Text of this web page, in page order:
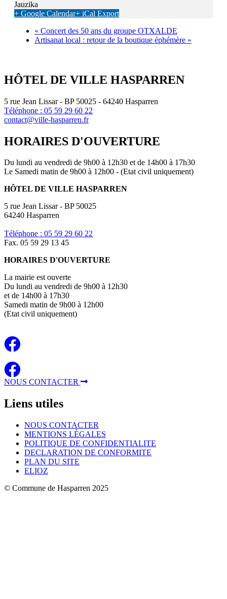
Jauzika
+ Google Calendar+ iCal Export
« Concert des 50 ans du groupe OTXALDE
Artisanat local : retour de la boutique éphémère »
HÔTEL DE VILLE HASPARREN
5 rue Jean Lissar - BP 50025 - 64240 Hasparren
Téléphone : 05 59 29 60 22
contact@ville-hasparren.fr
HORAIRES D'OUVERTURE
Du lundi au vendredi de 9h00 à 12h30 et de 14h00 à 17h30
Le Samedi matin de 9h00 à 12h00 - (Etat civil uniquement)
HÔTEL DE VILLE HASPARREN
5 rue Jean Lissar - BP 50025
64240 Hasparren
Téléphone : 05 59 29 60 22
Fax. 05 59 29 13 45
HORAIRES D'OUVERTURE
La mairie est ouverte
Du lundi au vendredi de 9h00 à 12h30
et de 14h00 à 17h30
Samedi matin de 9h00 à 12h00
(Etat civil uniquement)
NOUS CONTACTER
Liens utiles
NOUS CONTACTER
MENTIONS LÉGALES
POLITIQUE DE CONFIDENTIALITE
DECLARATION DE CONFORMITE
PLAN DU SITE
ELIOZ
© Commune de Hasparren 2025